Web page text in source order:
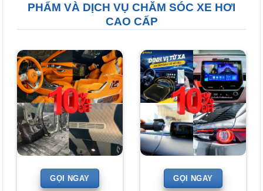
PHẨM VÀ DỊCH VỤ CHĂM SÓC XE HƠI
CAO CẤP
GỌI NGAY GỌI NGAY